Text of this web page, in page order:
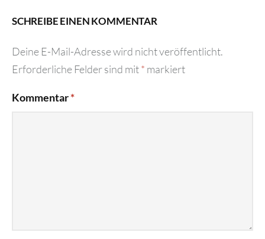
SCHREIBE EINEN KOMMENTAR
Deine E-Mail-Adresse wird nicht veröffentlicht.
Erforderliche Felder sind mit* markiert
Kommentar*